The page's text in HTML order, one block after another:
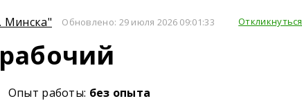
Минска" Обновлено: 29 июля 2026 09:01:33 Откликнуться
Опыт работы: без опыта